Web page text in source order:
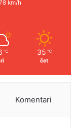
km/h
℃ 35 ℃
čet
Komentari